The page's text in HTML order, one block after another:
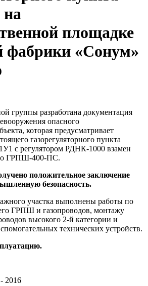
площадке
фабрики «Сонум»
группы разработана документация
опасного
которая предусматривает
газорегуляторного пункта
с регулятором РДНК-1000 взамен
ГРПШ-400-ПС.
положительное заключение
безопасность.
участка выполнены работы по
ГРПШ и газопроводов, монтажу
высокого 2-й категории и
технических устройств.
2016